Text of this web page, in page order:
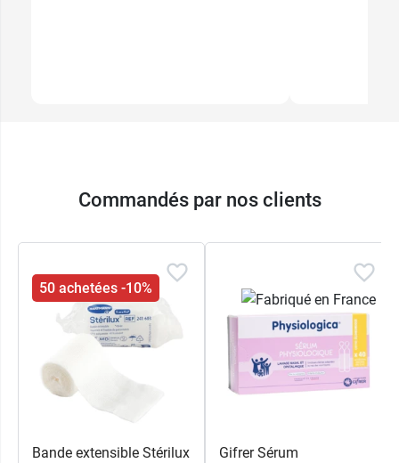
Commandés par nos clients
50 achetées -10%
Bande extensible Stérilux
Gifrer Sérum